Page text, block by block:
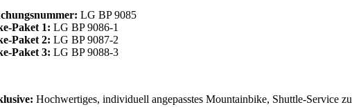
LG BP 9085
Paket 1: LG BP 9086-1
Paket 2: LG BP 9087-2
Paket 3: LG BP 9088-3
Hochwertiges, individuell angepasstes Mountainbike, Shuttle-Service